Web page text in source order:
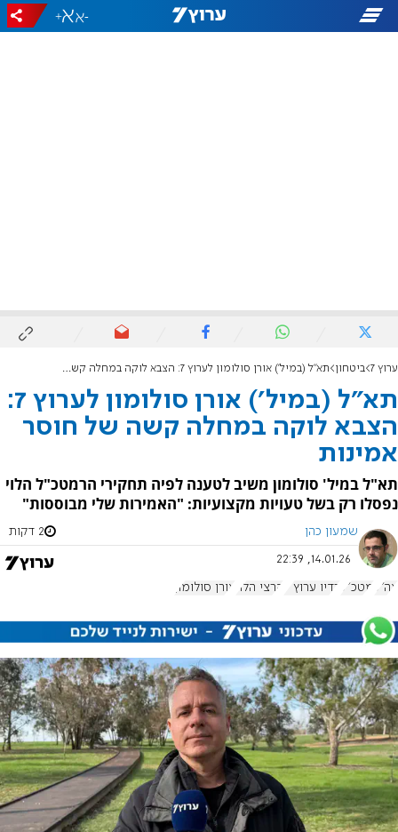
-
+
ערוץ 7 ביטחון תא"ל (במיל') אורן סולומון לערוץ 7: הצבא לוקה במחלה קשה של חוסר אמינות
תא"ל (במיל') אורן סולומון לערוץ 7:
הצבא לוקה במחלה קשה של חוסר
אמינות
תא"ל במיל' סולומון משיב לטענה לפיה תחקירי הרמטכ"ל הלוי
נפסלו רק בשל טעויות מקצועיות: "האמירות שלי מבוססות"
שמעון כהן 2 דקות
14.01.26, 22:39
צה"ל מטכ"ל רדיו ערוץ 7 הרצי הלוי אורן סולומון